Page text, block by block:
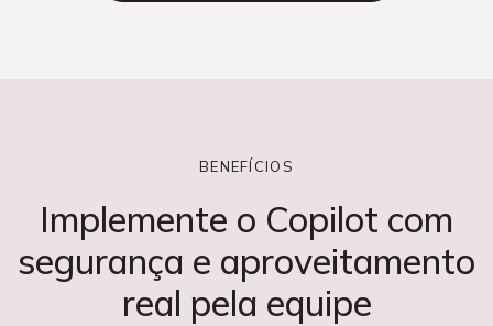
BENEFÍCIOS
Implemente o Copilot com
segurança e aproveitamento
real pela equipe